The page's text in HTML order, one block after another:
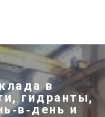
в
гидранты,
и